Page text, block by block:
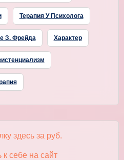
Терапия У Психолога
З. Фрейда Характер
здесь за руб.
к себе на сайт